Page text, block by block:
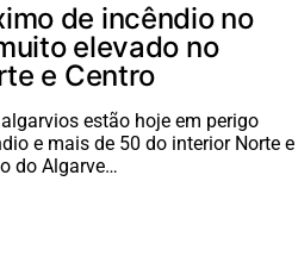
de incêndio no
elevado no
e Centro
estão hoje em perigo
e mais de 50 do interior Norte e
do Algarve…